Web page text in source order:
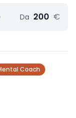
Da 200 €
Coach